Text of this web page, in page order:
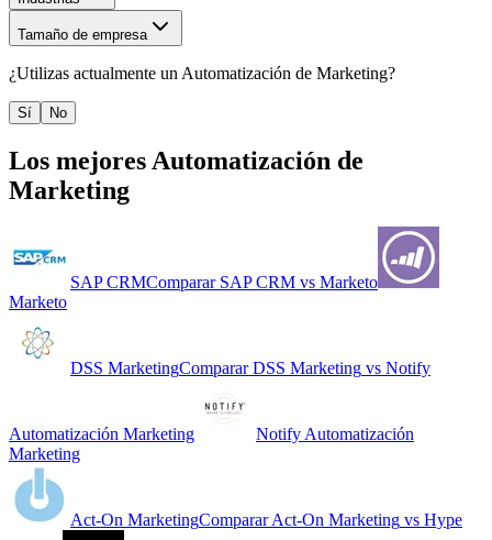
Tamaño de empresa
¿Utilizas actualmente un Automatización de Marketing?
Sí No
Los mejores Automatización de
Marketing
SAP CRMComparar SAP CRM vs Marketo
Marketo
DSS MarketingComparar DSS Marketing vs Notify
Automatización Marketing
Notify Automatización
Marketing
Act-On MarketingCompararAct-On Marketing vs Hype